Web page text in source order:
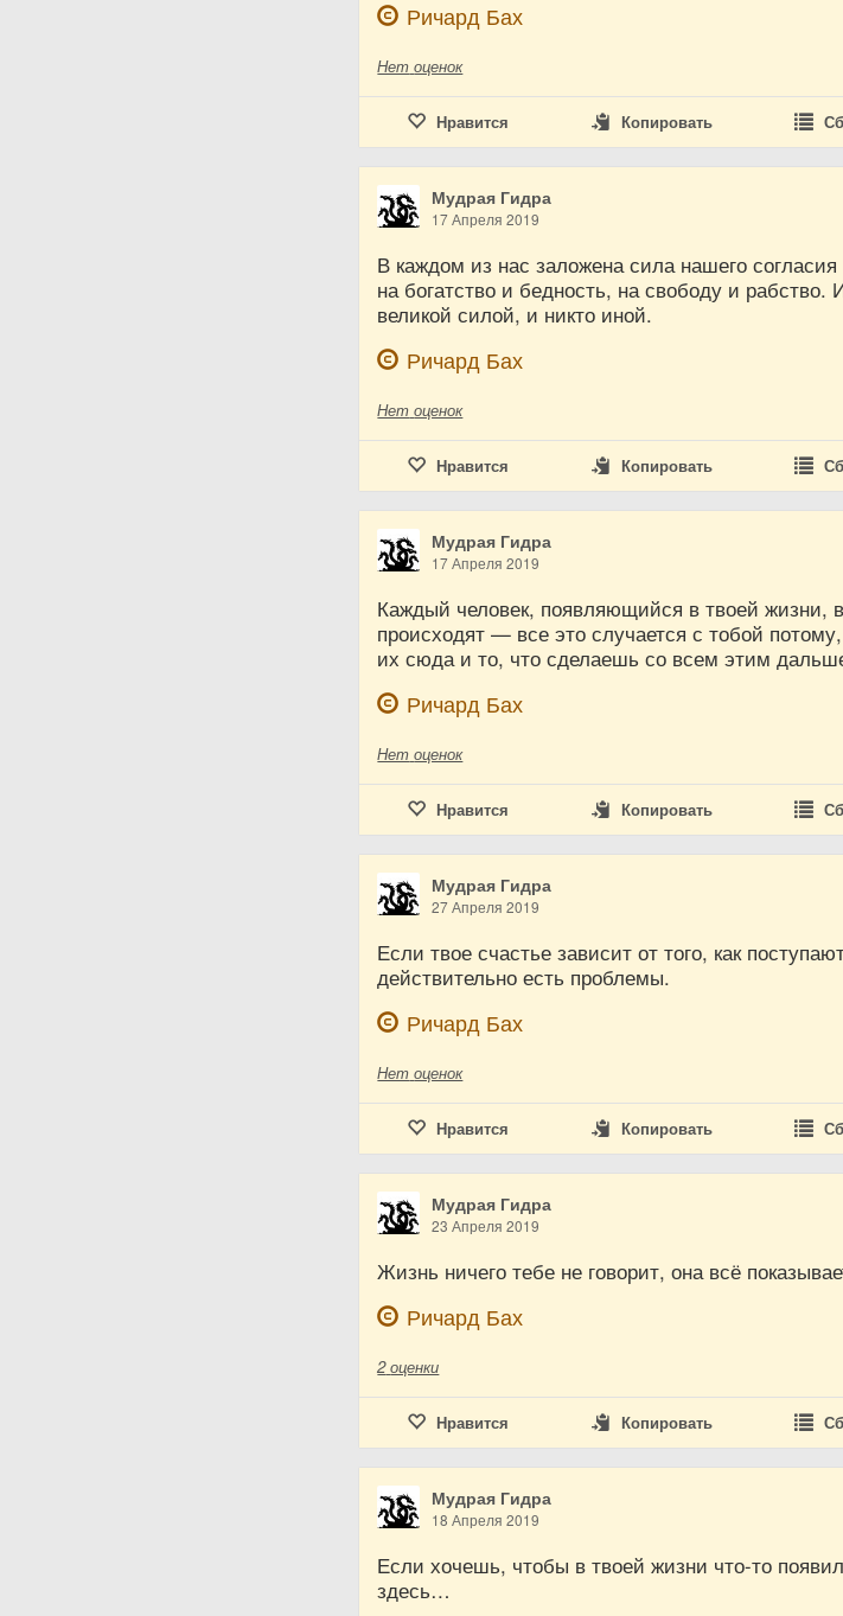
Ричард Бах
Нет оценок
Нравится Копировать
Мудрая Гидра
17 Апреля 2019
В каждом из нас заложена сила нашего
на богатство и бедность, на свободу и
великой силой, и никто иной.
Ричард Бах
Нет оценок
Нравится Копировать
Мудрая Гидра
17 Апреля 2019
Каждый человек, появляющийся в твоей жизни,
происходят — все это случается с тобой
их сюда и то, что сделаешь со всем этим
Ричард Бах
Нет оценок
Нравится Копировать
Мудрая Гидра
27 Апреля 2019
Если твое счастье зависит от того, как
действительно есть проблемы.
Ричард Бах
Нет оценок
Нравится Копировать
Мудрая Гидра
23 Апреля 2019
Жизнь ничего тебе не говорит, она всё
Ричард Бах
2 оценки
Нравится Копировать
Мудрая Гидра
18 Апреля 2019
Если хочешь, чтобы в твоей жизни что-то
здесь…